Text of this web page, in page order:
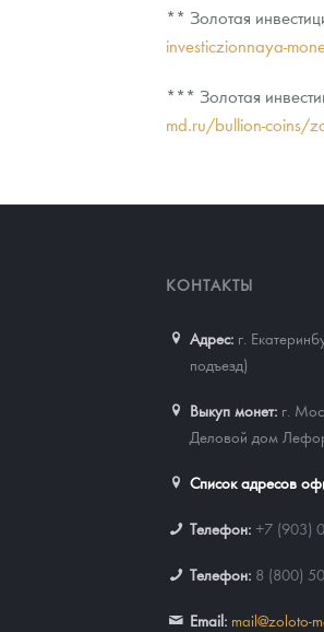
Книги по нумизматике
** Золотая
investiczionnaya-
*** Золотая
md.ru/bullion-coins/
КОНТАКТЫ
Адрес: г.
подъезд)
Выкуп монет: г.
Деловой дом
Список адресов
Телефон: +7 (903)
Телефон: 8 (800)
Email: mail@zoloto-